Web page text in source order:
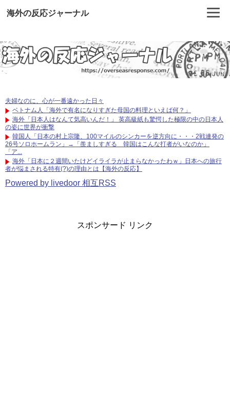
海外の反応ジャーナル
夫婦なのに、心が一番遠かった日々
ベトナム人「海外で有名になりすぎた母国の料理といえば何？」
海外「日本人はなんて気高いんだ！」 英高級紙も驚愕した極限の中の日本人
の姿に世界が衝撃
韓国人「日本の村上宗隆、100マイルのシンカーを逆方向に・・・2戦連発の
26号ソロホームラン」→「羨ましすぎる 韓国はこんな打者がいなのか」
「ア...
海外「日本に２週間いたけどイライラが止まらなかったわｗ」日本への旅行
者が悩まされる特有(?)の理由とは【海外の反応】
Powered by livedoor 相互RSS
スポンサード リンク